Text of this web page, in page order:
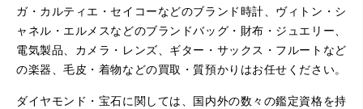
ガ・カルティエ・セイコーなどのブランド時計、ヴィトン・シ
ャネル・エルメスなどのブランドバッグ・財布・ジュエリー、
電気製品、カメラ・レンズ、ギター・サックス・フルートなど
の楽器、毛皮・着物などの買取・質預かりはお任せください。
ダイヤモンド・宝石に関しては、国内外の数々の鑑定資格を持